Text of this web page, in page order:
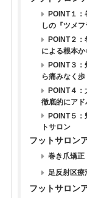
POINT１
しの『ツメ
POINT２
による根本
POINT３：
ら痛みなく歩
POINT４：
徹底的にアド
POINT５：
トサロン
フットサロン
巻き爪矯正
足反射区療
フットサロン